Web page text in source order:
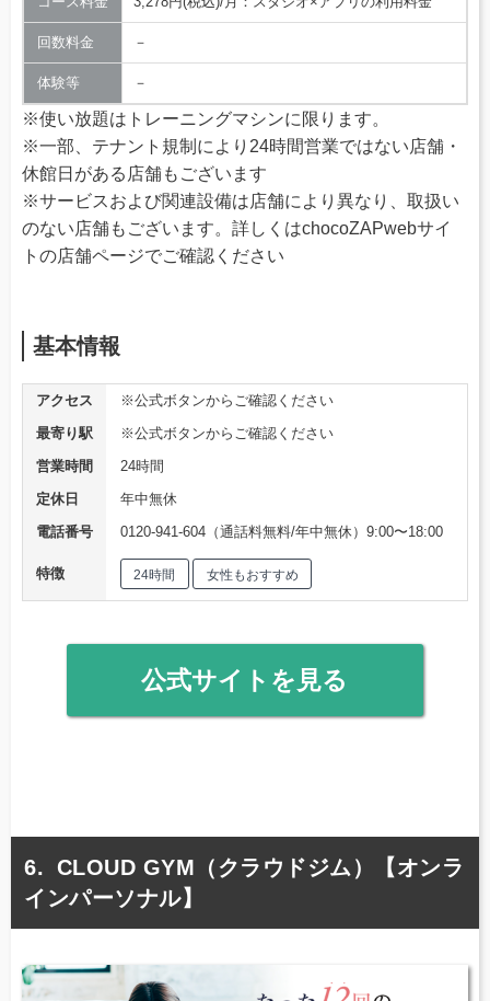
回数料金 －
体験等 －
※使い放題はトレーニングマシンに限ります。
※一部、テナント規制により24時間営業ではない店舗・
休館日がある店舗もございます
※サービスおよび関連設備は店舗により異なり、取扱い
のない店舗もございます。詳しくはchocoZAPwebサイ
トの店舗ページでご確認ください
基本情報
アクセス
※公式ボタンからご確認ください
最寄り駅
※公式ボタンからご確認ください
営業時間
24時間
定休日
年中無休
電話番号
0120-941-604（通話料無料/年中無休）9:00〜18:00
特徴 24時間 女性もおすすめ
公式サイトを見る
CLOUD GYM（クラウドジム）【オンラ
インパーソナル】